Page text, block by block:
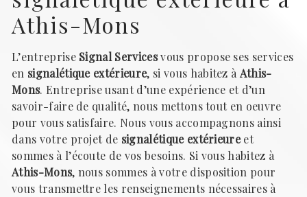
Athis-Mons
L’entreprise Signal Servicesvous propose ses services
en signalétique extérieure, si vous habitez àAthis-
Mons. Entreprise usant d’une expérience et d’un
savoir-faire de qualité, nous mettons tout en oeuvre
pour vous satisfaire. Nous vous accompagnons ainsi
dans votre projet de signalétique extérieureet
sommes à l’écoute de vos besoins. Si vous habitez à
Athis-Mons, nous sommes à votre disposition pour
vous transmettre les renseignements nécessaires à